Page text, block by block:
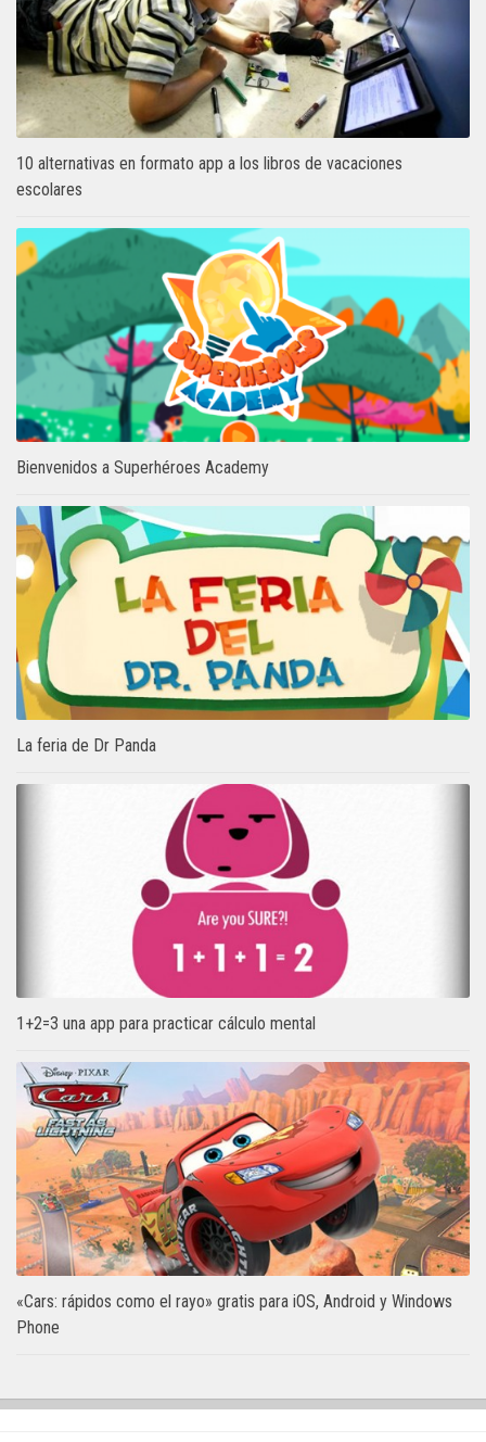
10 alternativas en formato app a los libros de vacaciones
escolares
Bienvenidos a Superhéroes Academy
La feria de Dr Panda
1+2=3 una app para practicar cálculo mental
«Cars: rápidos como el rayo» gratis para iOS, Android y Windows
Phone